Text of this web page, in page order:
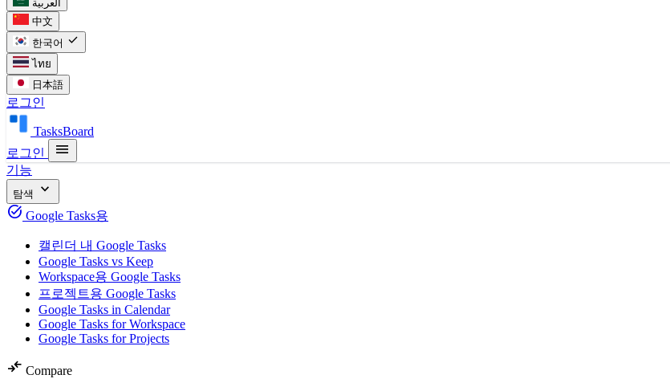
العربية
中文
한국어 check
ไทย
日本語
로그인
TasksBoard
로그인
menu
기능
탐색
expand_more
task_alt Google Tasks용
캘린더 내 Google Tasks
Google Tasks vs Keep
Workspace용 Google Tasks
프로젝트용 Google Tasks
Google Tasks in Calendar
Google Tasks for Workspace
Google Tasks for Projects
compare_arrows Compare